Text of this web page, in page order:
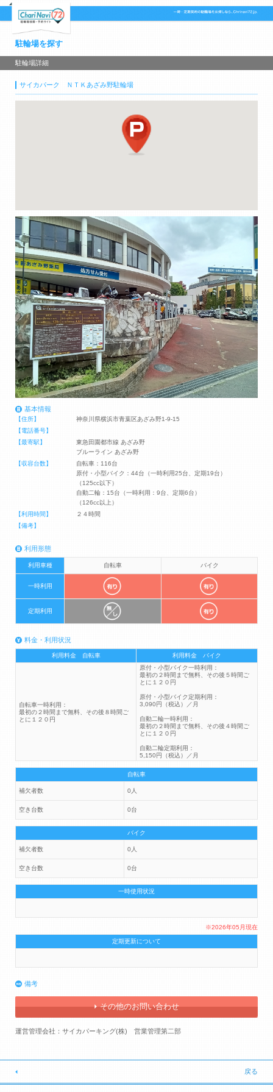
駐輪場を探す
駐輪場詳細
サイカパーク ＮＴＫあざみ野駐輪場
基本情報
【住所】
神奈川県横浜市青葉区あざみ野1-9-15
【電話番号】
【最寄駅】
東急田園都市線 あざみ野
ブルーライン あざみ野
【収容台数】
自転車：116台
原付・小型バイク：44台（一時利用25台、定期19台）
（125cc以下）
自動二輪：15台（一時利用：9台、定期6台）
（126cc以上）
【利用時間】
２４時間
【備考】
利用形態
利用車種 自転車 バイク
一時利用
定期利用
料金・利用状況
利用料金 自転車 利用料金 バイク
自転車一時利用：
最初の２時間まで無料、その後８時間ご
とに１２０円
原付・小型バイク一時利用：
最初の２時間まで無料、その後５時間ご
とに１２０円
原付・小型バイク定期利用：
3,090円（税込）／月
自動二輪一時利用：
最初の２時間まで無料、その後４時間ご
とに１２０円
自動二輪定期利用：
5,150円（税込）／月
自転車
補欠者数 0人
空き台数 0台
バイク
補欠者数 0人
空き台数 0台
一時使用状況
※2026年05月現在
定期更新について
備考
その他のお問い合わせ
運営管理会社：サイカパーキング(株) 営業管理第二部
戻る